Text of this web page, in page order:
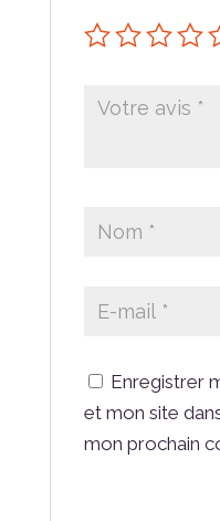
Enregistrer
et mon site
mon prochain